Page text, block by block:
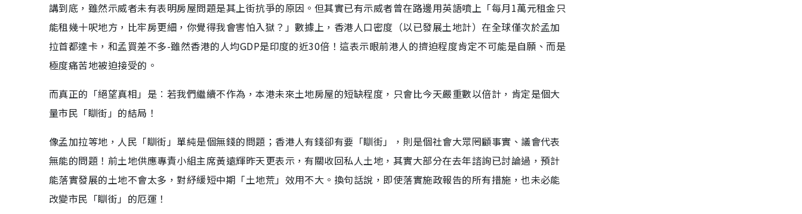
講到底，雖然示威者未有表明房屋問題是其上街抗爭的原因。但其實已有示威者曾在路邊用英語噴上「每月1萬元租金只
能租幾十呎地方，比牢房更細，你覺得我會害怕入獄？」數據上，香港人口密度（以已發展土地計）在全球僅次於孟加
拉首都達卡，和孟買差不多-雖然香港的人均GDP是印度的近30倍！這表示眼前港人的擠迫程度肯定不可能是自願、而是
極度痛苦地被迫接受的。
而真正的「絕望真相」是︰若我們繼續不作為，本港未來土地房屋的短缺程度，只會比今天嚴重數以倍計，肯定是個大
量市民「瞓街」的結局！
像孟加拉等地，人民「瞓街」單純是個無錢的問題；香港人有錢卻有要「瞓街」，則是個社會大眾罔顧事實、議會代表
無能的問題！前土地供應專責小組主席黃遠輝昨天更表示，有關收回私人土地，其實大部分在去年諮詢已討論過，預計
能落實發展的土地不會太多，對紓緩短中期「土地荒」效用不大。換句話說，即使落實施政報告的所有措施，也未必能
改變市民「瞓街」的厄運！